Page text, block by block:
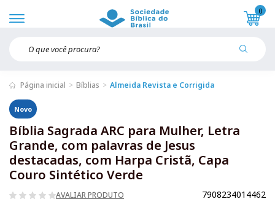
0
Página inicial Bíblias Almeida Revista e Corrigida
Novo
Bíblia Sagrada ARC para Mulher, Letra
Grande, com palavras de Jesus
destacadas, com Harpa Cristã, Capa
Couro Sintético Verde
AVALIAR PRODUTO 7908234014462